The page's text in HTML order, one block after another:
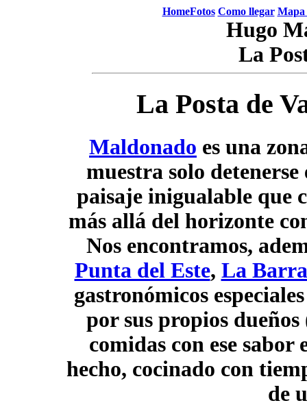
HomeFotos Como llegar Mapa
Hugo
La
La Posta de
Maldonado es una
muestra solo
paisaje inigualable que
más allá del horizonte
Nos encontramos,
Punta del Este, La Barra
gastronómicos
por sus propios
comidas con ese
hecho, cocinado con
de